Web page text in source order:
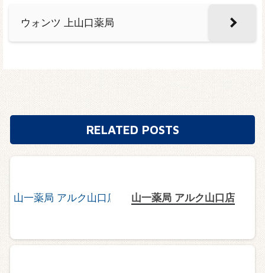
ウォンツ 上山口薬局
RELATED POSTS
山一薬局 アルク山口店